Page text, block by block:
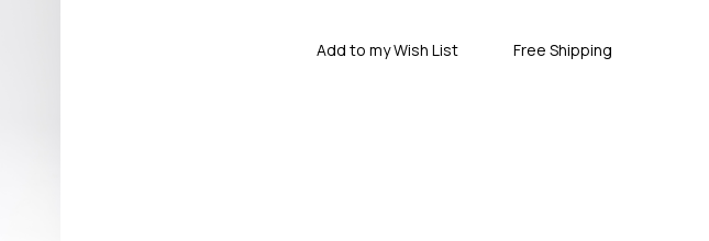
Add to my Wish List Free Shipping